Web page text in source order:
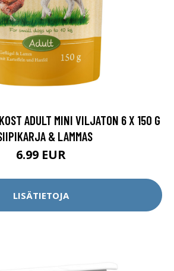
ADULT MINI VILJATON 6 X 150 G
& LAMMAS
6.99 EUR
LISÄTIETOJA